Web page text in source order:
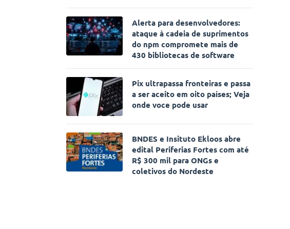
Alerta para desenvolvedores:
ataque à cadeia de suprimentos
do npm compromete mais de
430 bibliotecas de software
Pix ultrapassa fronteiras e passa
a ser aceito em oito países; Veja
onde voce pode usar
BNDES e Insituto Ekloos abre
edital Periferias Fortes com até
R$ 300 mil para ONGs e
coletivos do Nordeste